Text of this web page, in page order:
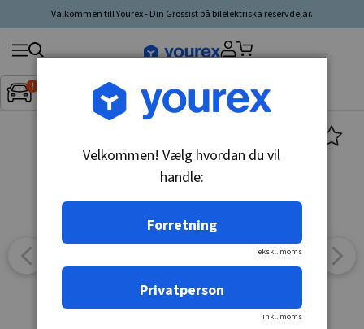
Välkommen till Yourex - Din Grossist på bilelektriska reservdelar.
Inget fordon valt▼
Søg
produkt,
producent,
Velkommen! Vælg hvordan du vil
handle:
Forretning
ekskl. moms
Privatperson
inkl. moms